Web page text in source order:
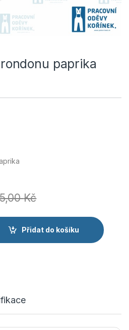
paprika
Kč
množství
Přidat do košíku